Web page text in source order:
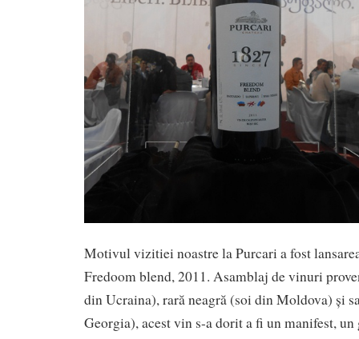
Motivul vizitiei noastre la Purcari a fost
Fredoom blend, 2011. Asamblaj de vinuri
din Ucraina), rară neagră (soi din Moldova) și
Georgia), acest vin s-a dorit a fi un manifest, un